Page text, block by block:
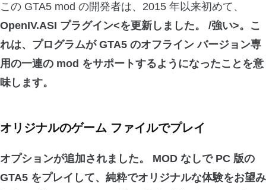
この GTA5 mod の開発者は、2015 年以来初めて、
OpenIV.ASI プラグイン<を更新しました。 /強い>。こ
れは、プログラムが GTA5 のオフライン バージョン専
用の一連の mod をサポートするようになったことを意
味します。
オリジナルのゲーム ファイルでプレイ
オプションが追加されました。 MOD なしで PC 版の
GTA5 をプレイ して、純粋でオリジナルな体験をお望み